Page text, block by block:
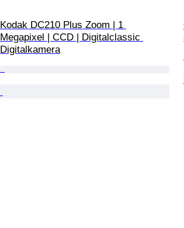
Kodak DC210 Plus Zoom | 1
Megapixel | CCD | Digitalclassic
Digitalkamera